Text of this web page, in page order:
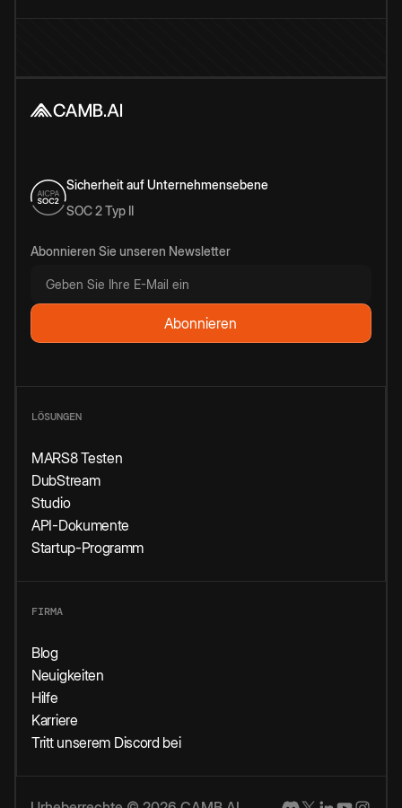
Sicherheit auf Unternehmensebene
SOC 2 Typ II
Abonnieren Sie unseren Newsletter
LÖSUNGEN
MARS8 Testen
DubStream
Studio
API-Dokumente
Startup-Programm
FIRMA
Blog
Neuigkeiten
Hilfe
Karriere
Tritt unserem Discord bei